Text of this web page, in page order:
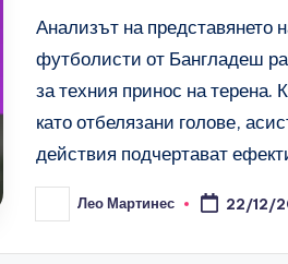
Анализът на представянето
футболисти от Бангладеш
за техния принос на терена.
като отбелязани голове,
действия подчертават
Posted
by
Лео Мартинес 22/12/